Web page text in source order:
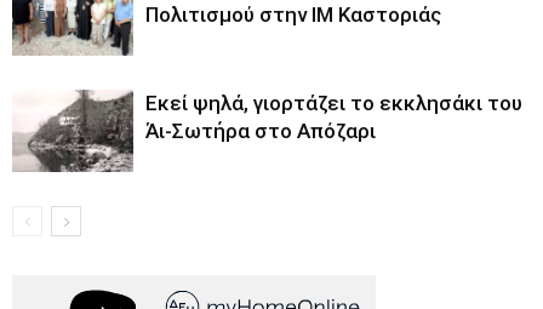
Πολιτισμού στην ΙΜ Καστοριάς
Εκεί ψηλά, γιορτάζει το εκκλησάκι του
Άι-Σωτήρα στο Απόζαρι